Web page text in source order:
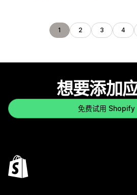
1 2 3 4
想要添加
免费试用 Shopify